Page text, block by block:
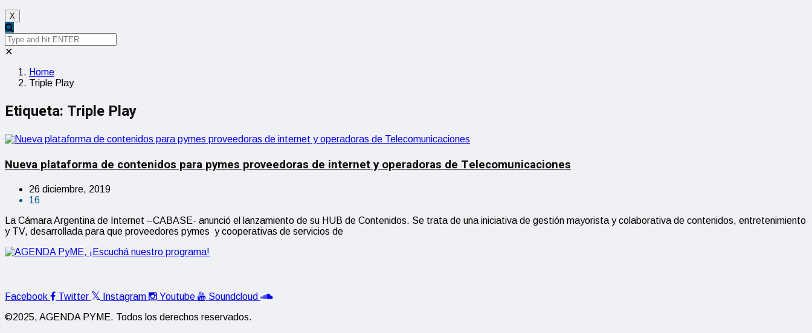
X
✕
Home
Triple Play
Etiqueta: Triple Play
Nueva plataforma de contenidos para pymes proveedoras de internet y operadoras de Telecomunicaciones
26 diciembre, 2019
16
La Cámara Argentina de Internet –CABASE- anunció el lanzamiento de su HUB de Contenidos. Se trata de una iniciativa de gestión mayorista y colaborativa de contenidos, entretenimiento
y TV, desarrollada para que proveedores pymes y cooperativas de servicios de
Facebook Twitter Instagram Youtube
Soundcloud
©2025, AGENDA PYME. Todos los derechos reservados.